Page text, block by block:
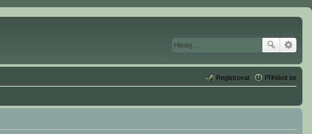
Přihlásit se
Registrovat